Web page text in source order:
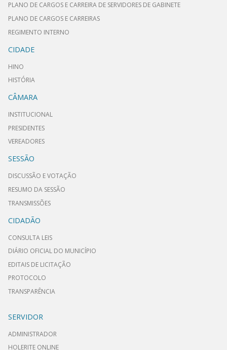
PLANO DE CARGOS E CARREIRA DE SERVIDORES DE GABINETE
PLANO DE CARGOS E CARREIRAS
REGIMENTO INTERNO
CIDADE
HINO
HISTÓRIA
CÂMARA
INSTITUCIONAL
PRESIDENTES
VEREADORES
SESSÃO
DISCUSSÃO E VOTAÇÃO
RESUMO DA SESSÃO
TRANSMISSÕES
CIDADÃO
CONSULTA LEIS
DIÁRIO OFICIAL DO MUNICÍPIO
EDITAIS DE LICITAÇÃO
PROTOCOLO
TRANSPARÊNCIA
SERVIDOR
ADMINISTRADOR
HOLERITE ONLINE